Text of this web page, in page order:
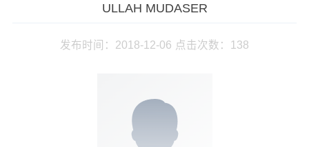
ULLAH MUDASER
发布时间：2018-12-06 点击次数： 138